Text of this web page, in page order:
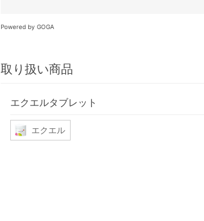
Powered by GOGA
取り扱い商品
エクエルタブレット
エクエル